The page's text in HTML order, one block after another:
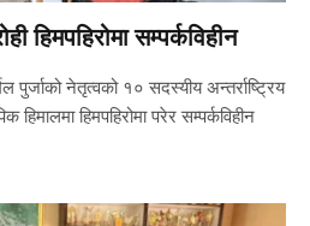
हिमपहिरोमा सम्पर्कविहीन
पुर्जाको नेतृत्वको १० सदस्यीय अन्तर्राष्ट्रिय
हिमालमा हिमपहिरोमा परेर सम्पर्कविहीन